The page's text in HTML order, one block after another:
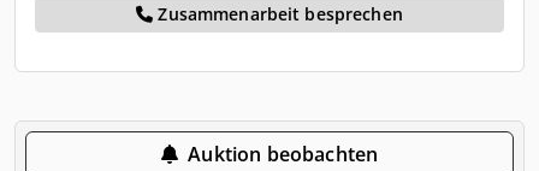
Zusammenarbeit besprechen
Auktion beobachten